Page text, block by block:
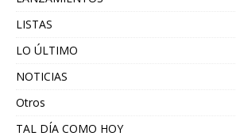
LISTAS
LO ÚLTIMO
NOTICIAS
Otros
TAL DÍA COMO HOY